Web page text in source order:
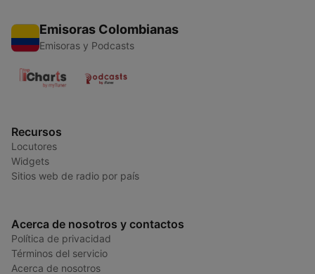
Emisoras Colombianas
Emisoras y Podcasts
Recursos
Locutores
Widgets
Sitios web de radio por país
Acerca de nosotros y contactos
Política de privacidad
Términos del servicio
Acerca de nosotros